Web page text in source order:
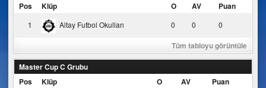
Pos
Klüp O AV Puan
1 Altay Futbol Okulları 0 0 0
Tüm tabloyu görüntüle
Master Cup C Grubu
Pos
Klüp O AV Puan